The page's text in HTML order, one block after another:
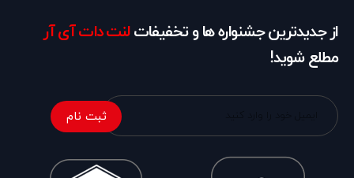
از جدیدترین جشنواره ها و تخفیفاتلنت دات آی آر
مطلع شوید!
ثبت نام